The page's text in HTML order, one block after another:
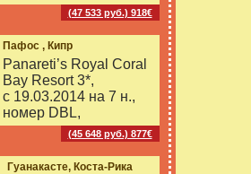
(47 533 руб.) 918€
Пафос , Кипр
Panareti’s Royal Coral
Bay Resort 3*,
с 19.03.2014 на 7 н.,
номер DBL,
(45 648 руб.) 877€
Гуанакасте, Коста-Рика